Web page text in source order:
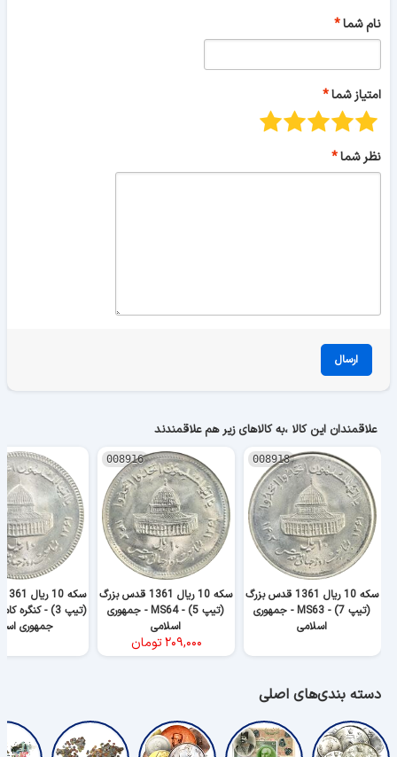
نام شما
امتیاز شما
نظر شما
ارسال
علاقمندان این کالا ،به کالاهای زیر هم علاقمندند
008918
سکه 10 ریال 1361 قدس بزرگ
(تیپ 7) - MS63 - جمهوری
اسلامی
008916
سکه 10 ریال 1361 قدس بزرگ
(تیپ 5) - MS64 - جمهوری
اسلامی
۲۰۹,۰۰۰تومان
جمهوری
دسته بندی‌های اصلی